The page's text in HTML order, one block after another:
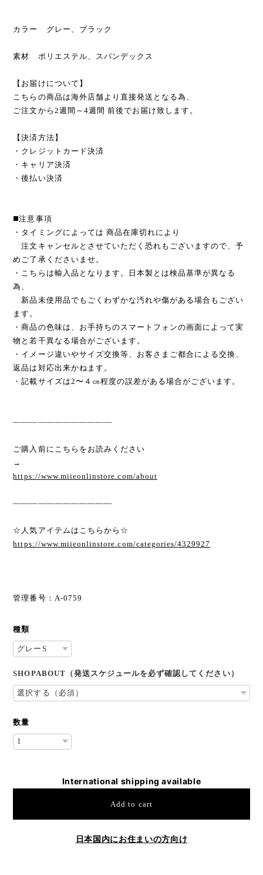
カラー グレー、ブラック
素材 ポリエステル、スパンデックス
【お届けについて】
こちらの商品は海外店舗より直接発送となる為、
ご注文から2週間～4週間 前後でお届け致します。
【決済方法】
・クレジットカード決済
・キャリア決済
・後払い決済
◼️注意事項
・タイミングによっては 商品在庫切れにより
注文キャンセルとさせていただく恐れもございますので、予
めご了承くださいませ。
・こちらは輸入品となります。日本製とは検品基準が異なる
為、
新品未使用品でもごくわずかな汚れや傷がある場合もござい
ます。
・商品の色味は、お手持ちのスマートフォンの画面によって実
物と若干異なる場合がございます。
・イメージ違いやサイズ交換等、お客さまご都合による交換、
返品は対応出来かねます。
・記載サイズは2〜４㎝程度の誤差がある場合がございます。
————————————
ご購入前にこちらをお読みください
→
https://www.miieonlinstore.com/about
————————————
☆人気アイテムはこちらから☆
https://www.miieonlinstore.com/categories/4329927
管理番号：A-0759
種類
SHOPABOUT（発送スケジュールを必ず確認してください）
数量
International shipping available
Add to cart
日本国内にお住まいの方向け